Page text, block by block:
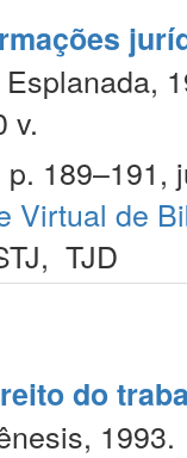
v.
189–191,
Virtual de
, TJD
do
1993.